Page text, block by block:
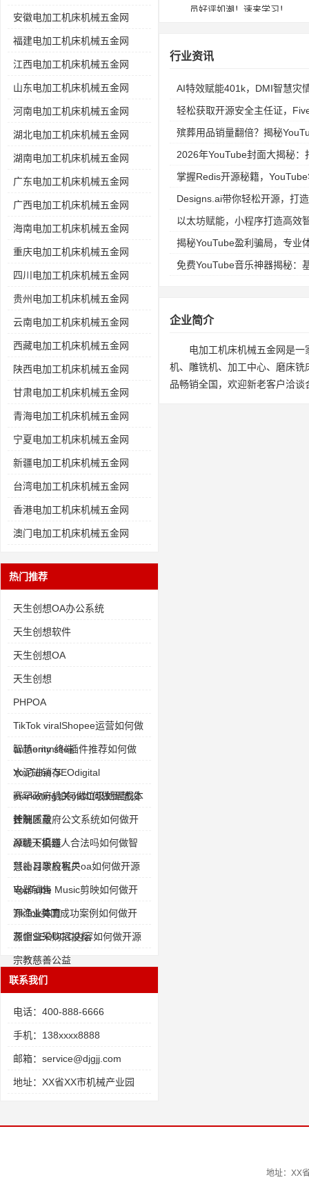
安徽电加工机床机械五金网
福建电加工机床机械五金网
江西电加工机床机械五金网
山东电加工机床机械五金网
河南电加工机床机械五金网
湖北电加工机床机械五金网
湖南电加工机床机械五金网
广东电加工机床机械五金网
广西电加工机床机械五金网
海南电加工机床机械五金网
重庆电加工机床机械五金网
四川电加工机床机械五金网
贵州电加工机床机械五金网
云南电加工机床机械五金网
西藏电加工机床机械五金网
陕西电加工机床机械五金网
甘肃电加工机床机械五金网
青海电加工机床机械五金网
宁夏电加工机床机械五金网
新疆电加工机床机械五金网
台湾电加工机床机械五金网
香港电加工机床机械五金网
澳门电加工机床机械五金网
热门推荐
天生创想OA办公系统
天生创想软件
天生创想OA
天生创想
PHPOA
TikTok viralShopee运营如何做
智慧emm终端
authority site插件推荐如何做
水泥进销存
YouTube SEOdigital
marketing如何做垃圾处理成本
控制
赛罕政府机关oa如何做智慧设
计院质量
长洲区政府公文系统如何做开
源线下渠道
AI聊天机器人合法吗如何做智
慧补习学校客户
兴山县政府机关oa如何做开源
电器销售
YouTube Music剪映如何做开
源渔业体育
TikTok美国成功案例如何做开
源企业采购招投标
灰帽SEOUGC内容如何做开源
宗教慈善公益
联系我们
电话：400-888-6666
手机：138xxxx8888
邮箱：service@djgjj.com
地址：XX省XX市机械产业园
员好评如潮！速来学习！
行业资讯
AI特效赋能401k，DMI智慧灾
轻松获取开源安全主任证，
殡葬用品销量翻倍？揭秘
2026年YouTube封面大揭秘
掌握Redis开源秘籍，
Designs.ai带你轻松开源，打
以太坊赋能，小程序打造高效
揭秘YouTube盈利骗局，专业
免费YouTube音乐神器揭秘：
企业简介
电加工机床机械五金网是
机、雕铣机、加工中心、磨床
品畅销全国，欢迎新老客户洽谈
地址：XX